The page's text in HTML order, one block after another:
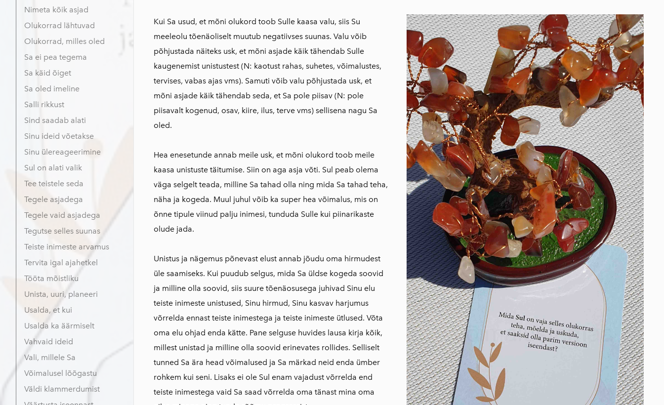
Nimeta kõik asjad
Olukorrad lähtuvad
Olukorrad, milles oled
Sa ei pea tegema
Sa käid õiget
Sa oled imeline
Salli rikkust
Sind saadab alati
Sinu ideid võetakse
Sinu ülereageerimine
Sul on alati valik
Tee teistele seda
Tegele asjadega
Tegele vaid asjadega
Tegutse selles suunas
Teiste inimeste arvamus
Tervita igal ajahetkel
Tööta mõistliku
Unista, uuri, planeeri
Usalda, et kui
Usalda ka äärmiselt
Vahvaid ideid
Vali, millele Sa
Võimalusel lõõgastu
Väldi klammerdumist
Kui Sa usud, et mõni olukord toob Sulle kaasa valu, siis Su
meeleolu tõenäoliselt muutub negatiivses suunas. Valu võib
põhjustada näiteks usk, et mõni asjade käik tähendab Sulle
kaugenemist unistustest (N: kaotust rahas, suhetes, võimalustes,
tervises, vabas ajas vms). Samuti võib valu põhjustada usk, et
mõni asjade käik tähendab seda, et Sa pole piisav (N: pole
piisavalt kogenud, osav, kiire, ilus, terve vms) sellisena nagu Sa
oled.
Hea enesetunde annab meile usk, et mõni olukord toob meile
kaasa unistuste täitumise. Siin on aga asja võti. Sul peab olema
väga selgelt teada, milline Sa tahad olla ning mida Sa tahad teha,
näha ja kogeda. Muul juhul võib ka super hea võimalus, mis on
õnne tipule viinud palju inimesi, tunduda Sulle kui piinarikaste
olude jada.
Unistus ja nägemus põnevast elust annab jõudu oma hirmudest
üle saamiseks. Kui puudub selgus, mida Sa üldse kogeda soovid
ja milline olla soovid, siis suure tõenäosusega juhivad Sinu elu
teiste inimeste unistused, Sinu hirmud, Sinu kasvav harjumus
võrrelda ennast teiste inimestega ja teiste inimeste ütlused. Võta
oma elu ohjad enda kätte. Pane selguse huvides lausa kirja kõik,
millest unistad ja milline olla soovid erinevates rollides. Selliselt
tunned Sa ära head võimalused ja Sa märkad neid enda ümber
rohkem kui seni. Lisaks ei ole Sul enam vajadust võrrelda end
teiste inimestega vaid Sa saad võrrelda oma tänast mina oma